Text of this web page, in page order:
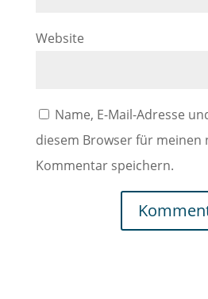
Website
Name, E-Mail-Adresse
diesem Browser für meinen
Kommentar speichern.